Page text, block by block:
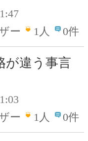
ー
1人 0件
が違う事言
ー
1人 0件